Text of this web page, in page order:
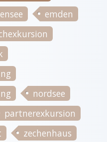
emden
nordsee
partnerexkursion
zechenhaus